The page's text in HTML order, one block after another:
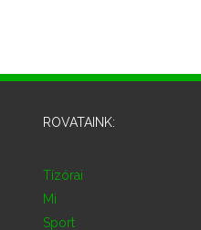
ROVATAINK:
Tízórai
Mi
Sport